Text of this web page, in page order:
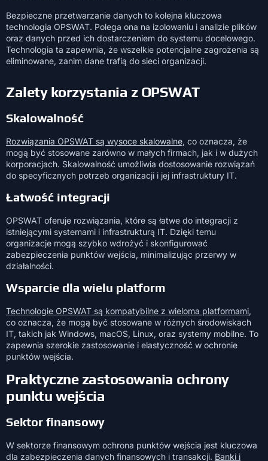
Bezpieczne przetwarzanie danych to kolejna kluczowa
technologia OPSWAT. Polega ona na izolowaniu i analizie plików
oraz danych przed ich dostarczeniem do systemu docelowego.
Technologia ta zapewnia, że wszelkie potencjalne zagrożenia są
eliminowane, zanim dane trafią do sieci organizacji.
Zalety korzystania z OPSWAT
Skalowalność
Rozwiązania OPSWAT są wysoce skalowalne, co oznacza, że
mogą być stosowane zarówno w małych firmach, jak i w dużych
korporacjach. Skalowalność umożliwia dostosowanie rozwiązań
do specyficznych potrzeb organizacji i jej infrastruktury IT.
Łatwość integracji
OPSWAT oferuje rozwiązania, które są łatwe do integracji z
istniejącymi systemami i infrastrukturą IT. Dzięki temu
organizacje mogą szybko wdrożyć i skonfigurować
zabezpieczenia punktów wejścia, minimalizując przerwy w
działalności.
Wsparcie dla wielu platform
Technologie OPSWAT są kompatybilne z wieloma platformami,
co oznacza, że mogą być stosowane w różnych środowiskach
IT, takich jak Windows, macOS, Linux, oraz systemy mobilne. To
zapewnia szerokie zastosowanie i elastyczność w ochronie
punktów wejścia.
Praktyczne zastosowania ochrony
punktu wejścia
Sektor finansowy
W sektorze finansowym ochrona punktów wejścia jest kluczowa
dla zabezpieczenia danych finansowych i transakcji. Banki i